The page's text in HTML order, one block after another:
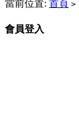
當前位置: 首頁 >
會員登入